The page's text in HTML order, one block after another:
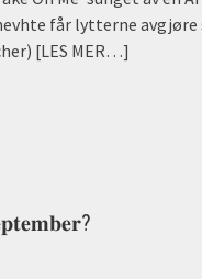
får lytterne avgjøre
[LES MER…]